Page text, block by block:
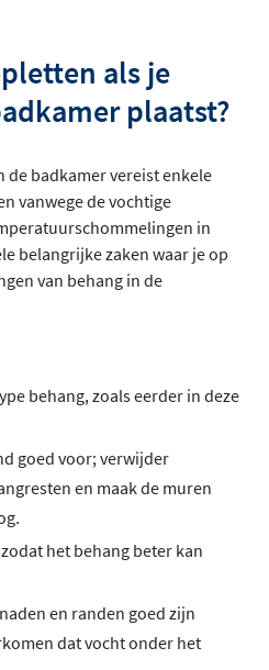
als je
plaatst?
de badkamer vereist enkele
vanwege de vochtige
in
belangrijke zaken waar je op
van behang in de
behang, zoals eerder in deze
goed voor; verwijder
en maak de muren
het behang beter kan
en randen goed zijn
dat vocht onder het